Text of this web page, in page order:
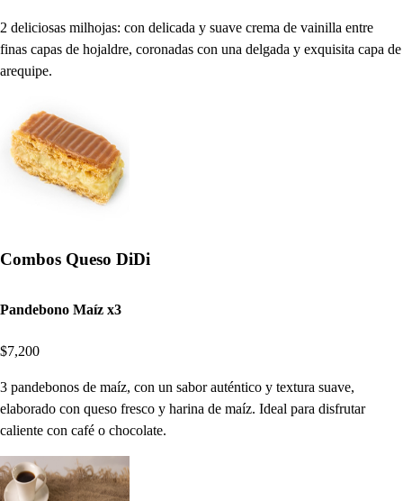
2 deliciosas milhojas: con delicada y suave crema de vainilla entre
finas capas de hojaldre, coronadas con una delgada y exquisita capa de
arequipe.
Combos Queso DiDi
Pandebono Maíz x3
$7,200
3 pandebonos de maíz, con un sabor auténtico y textura suave,
elaborado con queso fresco y harina de maíz. Ideal para disfrutar
caliente con café o chocolate.